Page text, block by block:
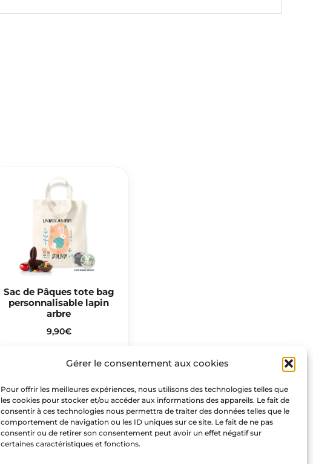
Gérer le consentement aux cookies
Pour offrir les meilleures expériences, nous utilisons des technologies telles que
les cookies pour stocker et/ou accéder aux informations des appareils. Le fait de
consentir à ces technologies nous permettra de traiter des données telles que le
comportement de navigation ou les ID uniques sur ce site. Le fait de ne pas
consentir ou de retirer son consentement peut avoir un effet négatif sur
certaines caractéristiques et fonctions.
Sac de Pâques tote bag
personnalisable lapin
arbre
9,90€
Nous suivre
F
a
c
I
n
s
P
i